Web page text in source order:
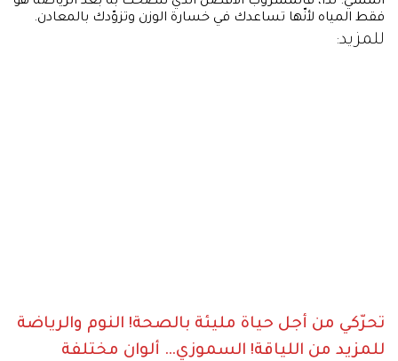
فقط المياه لأنّها تساعدك في خسارة الوزن وتزوّدك بالمعادن.
للمزيد:
تحرّكي من أجل حياة مليئة بالصحة! النوم والرياضة
للمزيد من اللياقة! السموزي… ألوان مختلفة